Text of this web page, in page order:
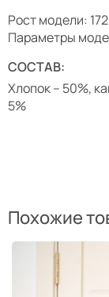
Рост модели:
Параметры
СОСТАВ:
Хлопок – 50%,
5%
Похожие